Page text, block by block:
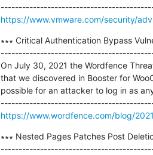
https://www.vmware.com/security/
∗∗∗ Critical Authentication Bypass
On July 30, 2021 the Wordfence
that we discovered in Booster for
possible for an attacker to log in as
https://www.wordfence.com/blog/
∗∗∗ Nested Pages Patches Post